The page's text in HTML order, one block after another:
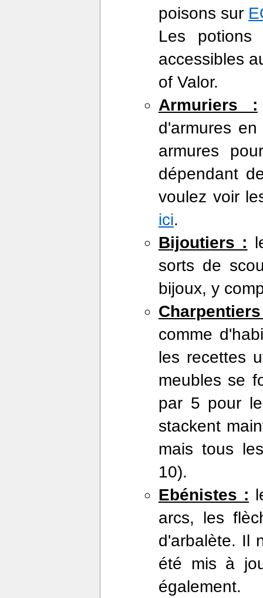
poisons sur
Les
accessibles
of Valor.
Armuriers :
d'armures
armures
dépendant
voulez voir
ici.
Bijoutiers :
sorts de
bijoux, y
comme
les recettes
meubles se
par 5 pour
stackent
mais tous
10).
Ebénistes :
arcs, les
d'arbalète. Il
été mis à
également.